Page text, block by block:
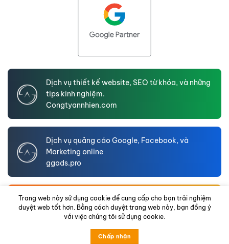
Dịch vụ thiết kế website, SEO từ khóa, và những
tips kinh nghiệm.
Congtyannhien.com
Dịch vụ quảng cáo Google, Facebook, và
Marketing online
ggads.pro
An Nhien LTD – Website hồ sơ năng lực doanh
nghiệp
annhienltd.com
Trang web này sử dụng cookie để cung cấp cho bạn trải nghiệm
duyệt web tốt hơn. Bằng cách duyệt trang web này, bạn đồng ý
với việc chúng tôi sử dụng cookie.
Chấp nhận